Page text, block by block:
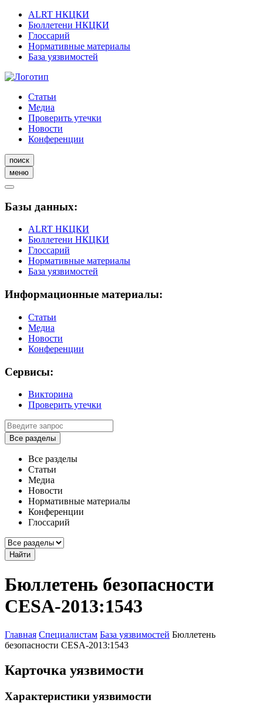
ALRT НКЦКИ
Бюллетени НКЦКИ
Глоссарий
Нормативные материалы
База уязвимостей
Статьи
Медиа
Проверить утечки
Новости
Конференции
поиск
меню
Базы данных:
ALRT НКЦКИ
Бюллетени НКЦКИ
Глоссарий
Нормативные материалы
База уязвимостей
Информационные материалы:
Статьи
Медиа
Новости
Конференции
Сервисы:
Викторина
Проверить утечки
Все разделы
Все разделы
Статьи
Медиа
Новости
Нормативные материалы
Конференции
Глоссарий
Найти
Бюллетень безопасности
CESA-2013:1543
Главная Специалистам База уязвимостей Бюллетень
безопасности CESA-2013:1543
Карточка уязвимости
Характеристики уязвимости